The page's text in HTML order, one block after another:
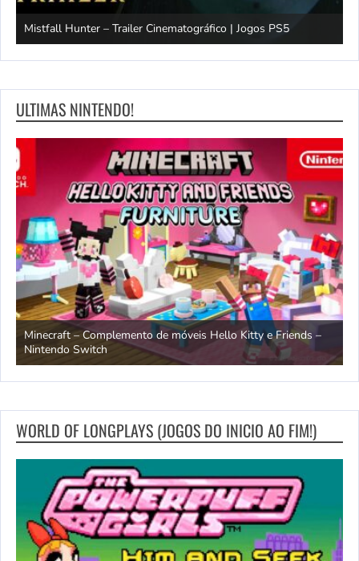
Mistfall Hunter – Trailer Cinematográfico | Jogos PS5
ULTIMAS NINTENDO!
Minecraft – Complemento de móveis Hello Kitty e Friends –
Nintendo Switch
WORLD OF LONGPLAYS (JOGOS DO INICIO AO FIM!)